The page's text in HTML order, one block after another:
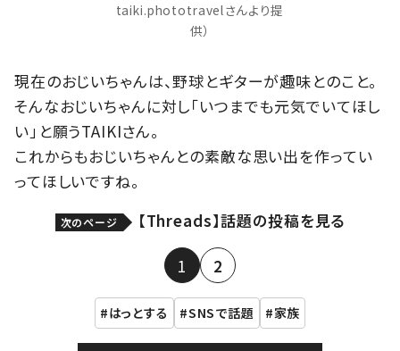
taiki.phototravelさんより提
供）
現在のおじいちゃんは、野球とギターが趣味とのこと。
そんなおじいちゃんに対し「いつまでも元気でいてほし
い」と願うTAIKIさん。
これからもおじいちゃんとの素敵な思い出を作ってい
ってほしいですね。
次のページ 【Threads】話題の投稿を見る
1 2
はっとする SNSで話題 家族